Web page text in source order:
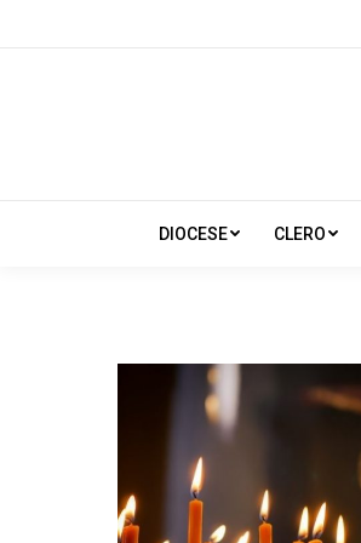
DIOCESE CLERO